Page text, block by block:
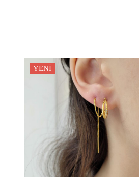
YENI